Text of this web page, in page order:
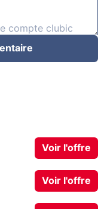
Voir l'offre
Voir l'offre